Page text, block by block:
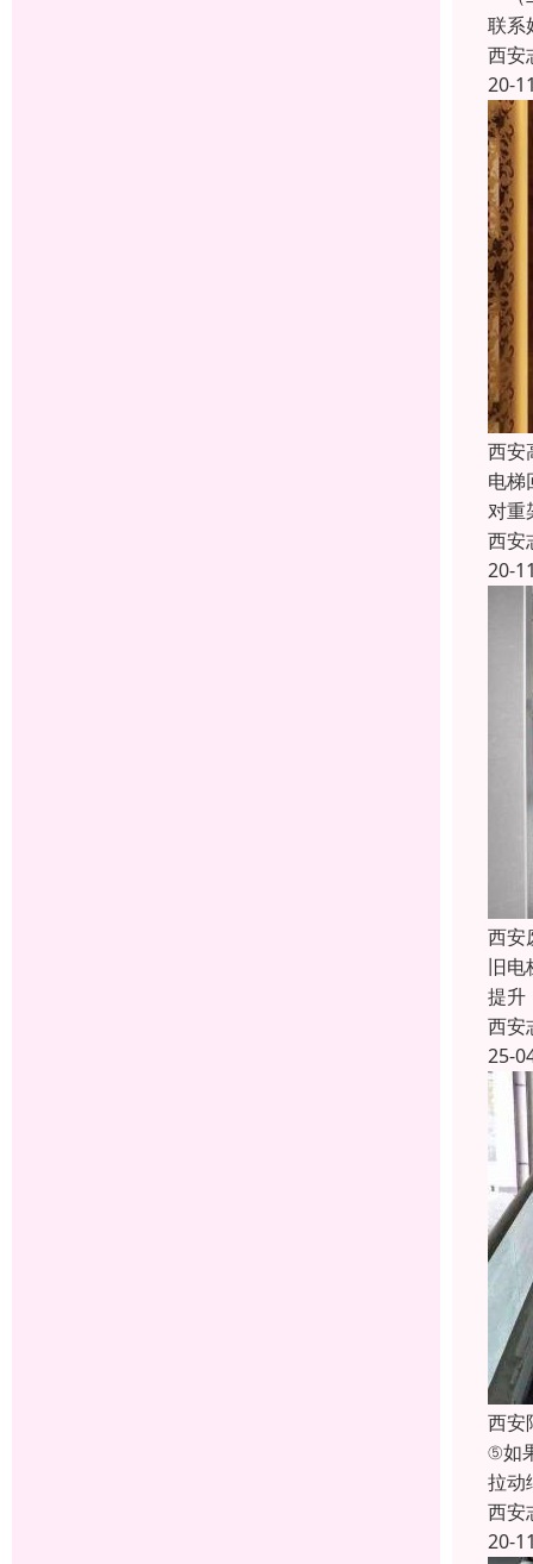
联系
西安
20-
西安
电梯
对重
西安
20-
西安
旧电
提升
西安
25-
西安
⑤如
拉动
西安
20-